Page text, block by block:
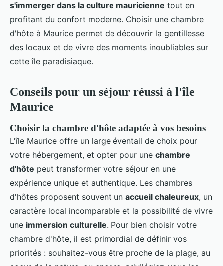
s'immerger dans la culture mauricienne tout en
profitant du confort moderne. Choisir une chambre
d'hôte à Maurice permet de découvrir la gentillesse
des locaux et de vivre des moments inoubliables sur
cette île paradisiaque.
Conseils pour un séjour réussi à l'île
Maurice
Choisir la chambre d'hôte adaptée à vos besoins
L'île Maurice offre un large éventail de choix pour
votre hébergement, et opter pour une chambre
d'hôte peut transformer votre séjour en une
expérience unique et authentique. Les chambres
d'hôtes proposent souvent un accueil chaleureux, un
caractère local incomparable et la possibilité de vivre
une immersion culturelle. Pour bien choisir votre
chambre d'hôte, il est primordial de définir vos
priorités : souhaitez-vous être proche de la plage, au